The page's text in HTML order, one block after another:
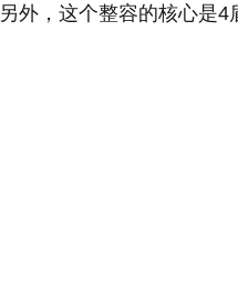
另外，这个整容的核心是4